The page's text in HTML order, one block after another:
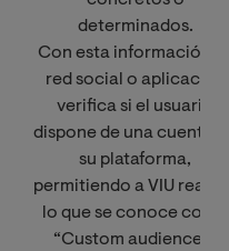
determinados.
Con esta información,
red social o aplicación
verifica si el usuario
dispone de una cuenta
su plataforma,
permitiendo a VIU
lo que se conoce como
“Custom audience o